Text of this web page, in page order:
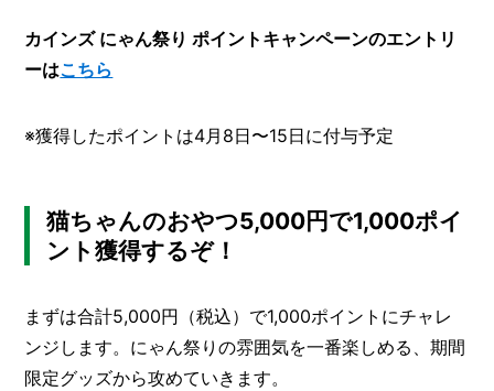
カインズ にゃん祭り ポイントキャンペーンのエントリ
ーはこちら
※獲得したポイントは4月8日〜15日に付与予定
猫ちゃんのおやつ5,000円で1,000ポイ
ント獲得するぞ！
まずは合計5,000円（税込）で1,000ポイントにチャレ
ンジします。にゃん祭りの雰囲気を一番楽しめる、期間
限定グッズから攻めていきます。